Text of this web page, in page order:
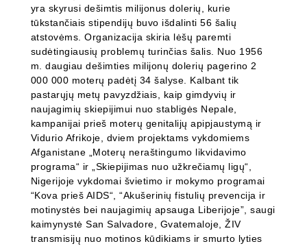
yra skyrusi dešimtis milijonus dolerių, kurie
tūkstančiais stipendijų buvo išdalinti 56 šalių
atstovėms. Organizacija skiria lėšų paremti
sudėtingiausių problemų turinčias šalis. Nuo 1956
m. daugiau dešimties milijonų dolerių pagerino 2
000 000 moterų padėtį 34 šalyse. Kalbant tik
pastarųjų metų pavyzdžiais, kaip gimdyvių ir
naujagimių skiepijimui nuo stabligės Nepale,
kampanijai prieš moterų genitalijų apipjaustymą ir
Vidurio Afrikoje, dviem projektams vykdomiems
Afganistane „Moterų neraštingumo likvidavimo
programa“ ir „Skiepijimas nuo užkrečiamų ligų“,
Nigerijoje vykdomai švietimo ir mokymo programai
“Kova prieš AIDS“, “Akušerinių fistulių prevencija ir
motinystės bei naujagimių apsauga Liberijoje”, saugi
kaimynystė San Salvadore, Gvatemaloje, ŽIV
transmisijų nuo motinos kūdikiams ir smurto lyties